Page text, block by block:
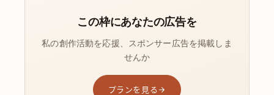
この枠にあなたの広告を
私の創作活動を応援、スポンサー広告を掲載しま
せんか
プランを見る